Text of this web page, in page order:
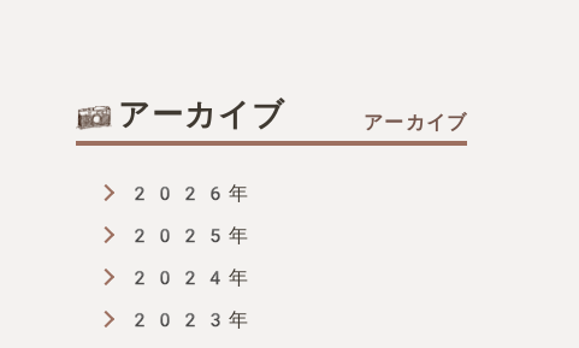
アーカイブ
2026年
2025年
2024年
2023年